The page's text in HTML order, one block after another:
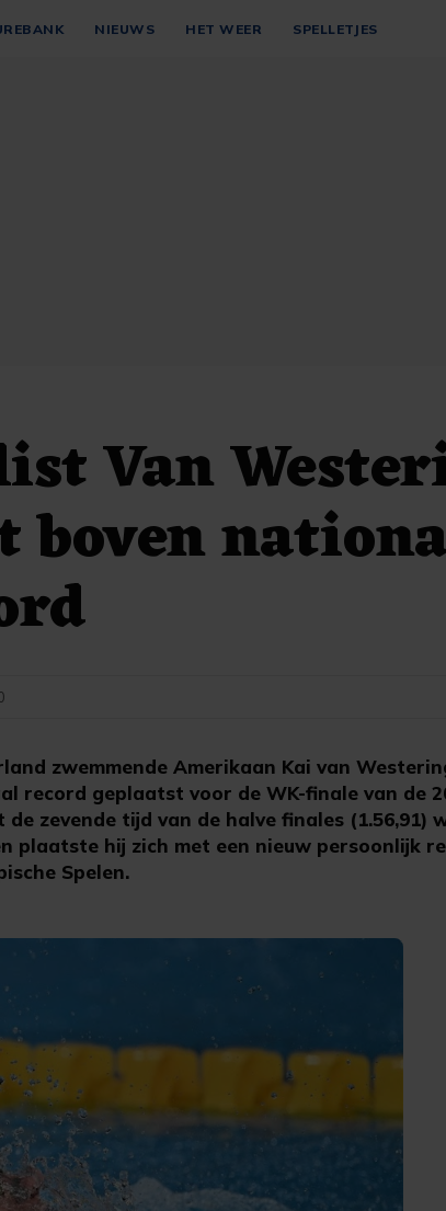
NIEUWS HET WEER SPELLETJES
Van
zwemmende Amerikaan Kai van
record geplaatst voor de WK-finale van de
zevende tijd van de halve finales (1.56,91)
plaatste hij zich met een nieuw persoonlijk
Spelen.